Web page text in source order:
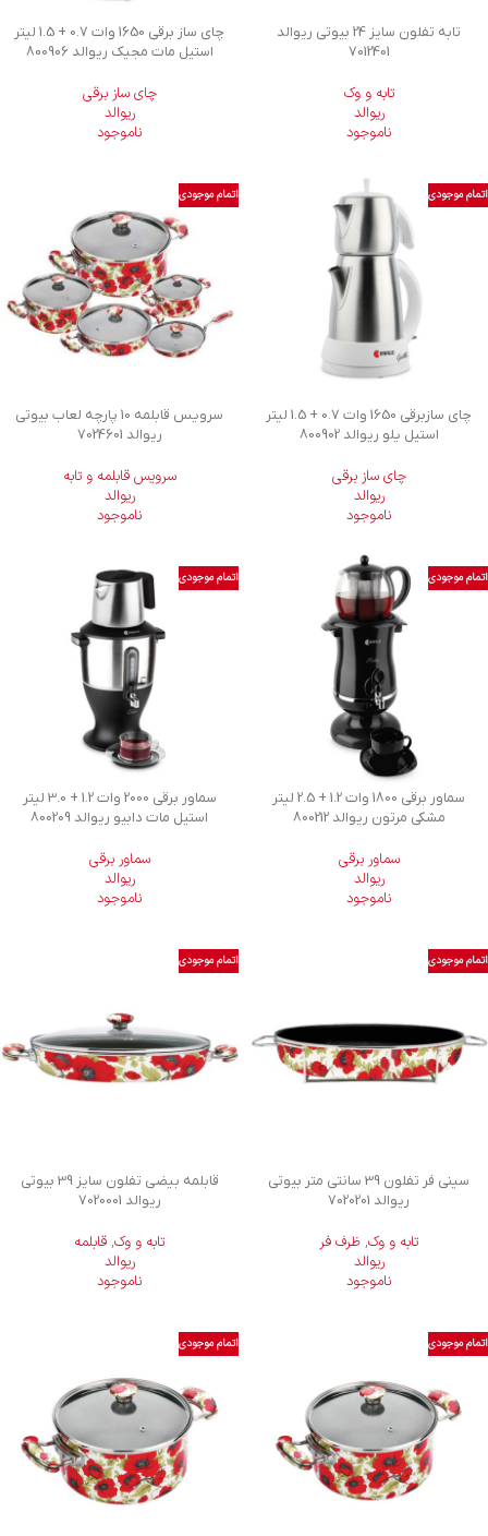
تابه تفلون سایز 24 بیوتی ریوالد
7012401
تابه و وک
ریوالد
ناموجود
چای ساز برقی 1650 وات 0.7 + 1.5 لیتر
استیل مات مجیک ریوالد 800906
چای ساز برقی
ریوالد
ناموجود
اتمام موجودی
چای سازبرقی 1650 وات 0.7 + 1.5 لیتر
استیل یلو ریوالد 800902
چای ساز برقی
ریوالد
ناموجود
اتمام موجودی
سرویس قابلمه 10 پارچه لعاب بیوتی
ریوالد 7024601
سرویس قابلمه و تابه
ریوالد
ناموجود
اتمام موجودی
سماور برقی 1800 وات 1.2 + 2.5 لیتر
مشکی مرتون ریوالد 800212
سماور برقی
ریوالد
ناموجود
اتمام موجودی
سماور برقی 2000 وات 1.2 + 3.0 لیتر
استیل مات دابیو ریوالد 800209
سماور برقی
ریوالد
ناموجود
اتمام موجودی
سینی فر تفلون 39 سانتی متر بیوتی
ریوالد 7020201
تابه و وک, ظرف فر
ریوالد
ناموجود
اتمام موجودی
قابلمه بیضی تفلون سایز 39 بیوتی
ریوالد 7020001
تابه و وک, قابلمه
ریوالد
ناموجود
اتمام موجودی اتمام موجودی